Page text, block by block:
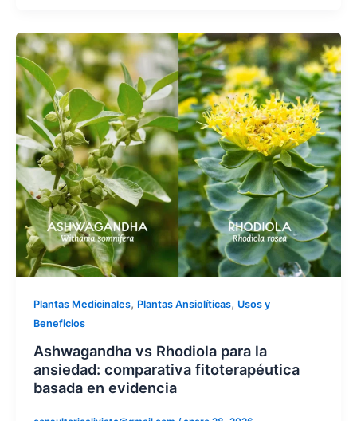
Plantas Medicinales, Plantas Ansiolíticas, Usos y
Beneficios
Ashwagandha vs Rhodiola para la
ansiedad: comparativa fitoterapéutica
basada en evidencia